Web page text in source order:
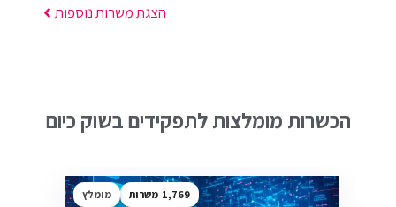
הצגת משרות נוספות
הכשרות מומלצות לתפקידים בשוק כיום
1,769 מומלץ